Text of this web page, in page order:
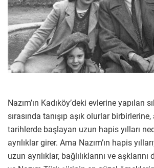
Nazım’ın Kadıköy’deki evlerine yapılan
sırasında tanışıp aşık olurlar birbirlerine,
tarihlerde başlayan uzun hapis yılları
ayrılıklar girer. Ama Nazım’ın hapis
uzun ayrılıklar, bağlılıklarını ve